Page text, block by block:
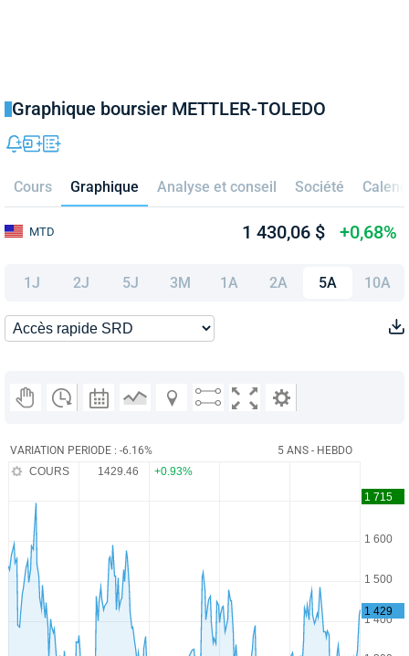
Graphique boursier METTLER-TOLEDO
Cours Graphique Analyse et conseil Société
MTD 1 430,06 $ +0,68%
1J 2J 5J 3M 1A 2A 5A 10A
VARIATION PERIODE : -6.16% 5 ANS - HEBDO
COURS 1429.46 +0.93%